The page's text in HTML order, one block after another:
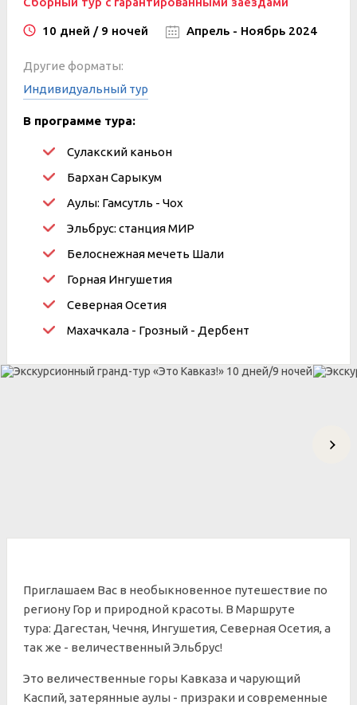
10 дней / 9 ночей Апрель - Ноябрь 2024
Другие форматы:
Индивидуальный тур
В программе тура:
Сулакский каньон
Бархан Сарыкум
Аулы: Гамсутль - Чох
Эльбрус: станция МИР
Белоснежная мечеть Шали
Горная Ингушетия
Северная Осетия
Махачкала - Грозный - Дербент
Приглашаем Вас в необыкновенное путешествие по
региону Гор и природной красоты. В Маршруте
тура: Дагестан, Чечня, Ингушетия, Северная Осетия, а
так же - величественный Эльбрус!
Это величественные горы Кавказа и чарующий
Каспий, затерянные аулы - призраки и современные